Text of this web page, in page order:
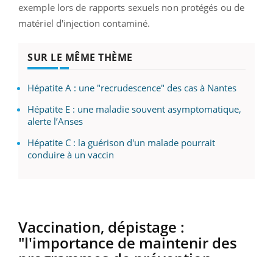
exemple lors de rapports sexuels non protégés ou de
matériel d'injection contaminé.
SUR LE MÊME THÈME
Hépatite A : une "recrudescence" des cas à Nantes
Hépatite E : une maladie souvent asymptomatique,
alerte l’Anses
Hépatite C : la guérison d'un malade pourrait
conduire à un vaccin
Vaccination, dépistage :
"l'importance de maintenir des